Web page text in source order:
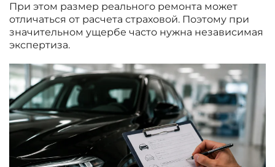
При этом размер реального ремонта может
отличаться от расчета страховой. Поэтому при
значительном ущербе часто нужна независимая
экспертиза.